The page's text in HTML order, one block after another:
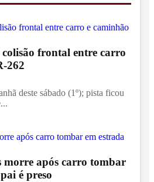
frontal entre carro
262
deste sábado (1º); pista ficou
morre após carro tombar
é preso